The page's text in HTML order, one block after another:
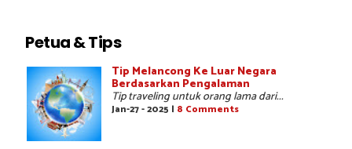
Petua & Tips
Tip Melancong Ke Luar Negara
Berdasarkan Pengalaman
Tip traveling untuk orang lama dari...
Jan-27 - 2025 | 8 Comments